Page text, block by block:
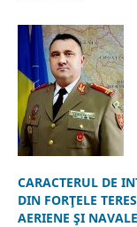
CARACTERUL DE
DIN FORŢELE
AERIENE ŞI NAVALE